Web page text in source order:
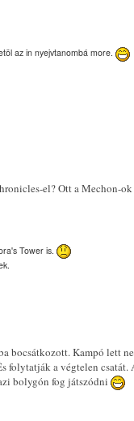
az in nyejvtanombá more.
el? Ott a Mechon-
Tower is.
bocsátkozott. Kampó lett
a végtelen csatát.
bolygón fog játszódni